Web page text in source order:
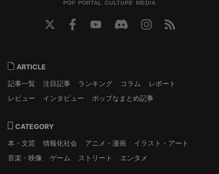
ARTICLE
記事一覧
注目記事 ランキング コラム
レポート
レビュー
インタビュー ポップなまとめ記事
CATEGORY
本・文芸
情報化社会 アニメ・漫画
イラスト・アート
音楽・映像
ゲーム ストリート エンタメ